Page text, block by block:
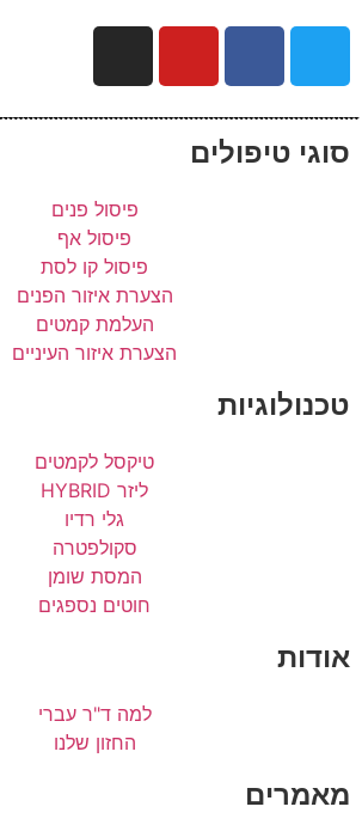
סוגי טיפולים
פיסול פנים
פיסול אף
פיסול קו לסת
הצערת איזור הפנים
העלמת קמטים
הצערת איזור העיניים
טכנולוגיות
טיקסל לקמטים
ליזר HYBRID
גלי רדיו
סקולפטרה
המסת שומן
חוטים נספגים
אודות
למה ד"ר עברי
החזון שלנו
מאמרים